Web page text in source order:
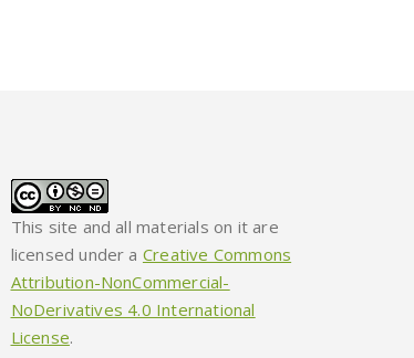
This site and all materials on it are
licensed under a Creative Commons
Attribution-NonCommercial-
NoDerivatives 4.0 International
License.